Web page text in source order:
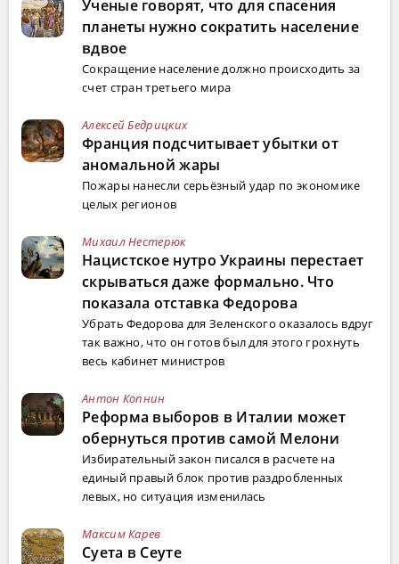
Ученые говорят, что для спасения
планеты нужно сократить население
вдвое
Сокращение население должно происходить за
счет стран третьего мира
Алексей Бедрицких
Франция подсчитывает убытки от
аномальной жары
Пожары нанесли серьёзный удар по экономике
целых регионов
Михаил Нестерюк
Нацистское нутро Украины перестает
скрываться даже формально. Что
показала отставка Федорова
Убрать Федорова для Зеленского оказалось вдруг
так важно, что он готов был для этого грохнуть
весь кабинет министров
Антон Копнин
Реформа выборов в Италии может
обернуться против самой Мелони
Избирательный закон писался в расчете на
единый правый блок против раздробленных
левых, но ситуация изменилась
Максим Карев
Суета в Сеуте